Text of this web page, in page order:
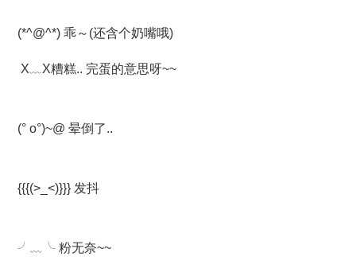
(*^@^*) 乖～(还含个奶嘴哦)
X﹏X糟糕.. 完蛋的意思呀~~
(° ο°)~@ 晕倒了..
{{{(>_<)}}} 发抖
╯﹏╰ 粉无奈~~